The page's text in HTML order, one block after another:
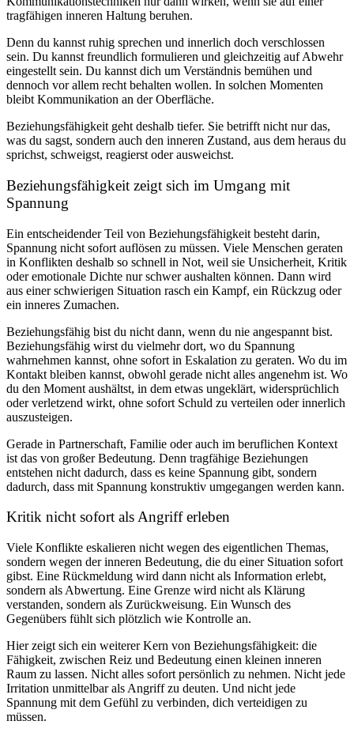
tragfähigen inneren Haltung beruhen.
Denn du kannst ruhig sprechen und innerlich doch verschlossen
sein. Du kannst freundlich formulieren und gleichzeitig auf Abwehr
eingestellt sein. Du kannst dich um Verständnis bemühen und
dennoch vor allem recht behalten wollen. In solchen Momenten
bleibt Kommunikation an der Oberfläche.
Beziehungsfähigkeit geht deshalb tiefer. Sie betrifft nicht nur das,
was du sagst, sondern auch den inneren Zustand, aus dem heraus du
sprichst, schweigst, reagierst oder ausweichst.
Beziehungsfähigkeit zeigt sich im Umgang mit
Spannung
Ein entscheidender Teil von Beziehungsfähigkeit besteht darin,
Spannung nicht sofort auflösen zu müssen. Viele Menschen geraten
in Konflikten deshalb so schnell in Not, weil sie Unsicherheit, Kritik
oder emotionale Dichte nur schwer aushalten können. Dann wird
aus einer schwierigen Situation rasch ein Kampf, ein Rückzug oder
ein inneres Zumachen.
Beziehungsfähig bist du nicht dann, wenn du nie angespannt bist.
Beziehungsfähig wirst du vielmehr dort, wo du Spannung
wahrnehmen kannst, ohne sofort in Eskalation zu geraten. Wo du im
Kontakt bleiben kannst, obwohl gerade nicht alles angenehm ist. Wo
du den Moment aushältst, in dem etwas ungeklärt, widersprüchlich
oder verletzend wirkt, ohne sofort Schuld zu verteilen oder innerlich
auszusteigen.
Gerade in Partnerschaft, Familie oder auch im beruflichen Kontext
ist das von großer Bedeutung. Denn tragfähige Beziehungen
entstehen nicht dadurch, dass es keine Spannung gibt, sondern
dadurch, dass mit Spannung konstruktiv umgegangen werden kann.
Kritik nicht sofort als Angriff erleben
Viele Konflikte eskalieren nicht wegen des eigentlichen Themas,
sondern wegen der inneren Bedeutung, die du einer Situation sofort
gibst. Eine Rückmeldung wird dann nicht als Information erlebt,
sondern als Abwertung. Eine Grenze wird nicht als Klärung
verstanden, sondern als Zurückweisung. Ein Wunsch des
Gegenübers fühlt sich plötzlich wie Kontrolle an.
Hier zeigt sich ein weiterer Kern von Beziehungsfähigkeit: die
Fähigkeit, zwischen Reiz und Bedeutung einen kleinen inneren
Raum zu lassen. Nicht alles sofort persönlich zu nehmen. Nicht jede
Irritation unmittelbar als Angriff zu deuten. Und nicht jede
Spannung mit dem Gefühl zu verbinden, dich verteidigen zu
müssen.